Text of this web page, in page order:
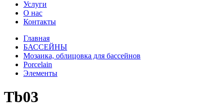
Услуги
О нас
Контакты
Главная
БАССЕЙНЫ
Мозаика, облицовка для бассейнов
Porcelain
Элементы
Tb03